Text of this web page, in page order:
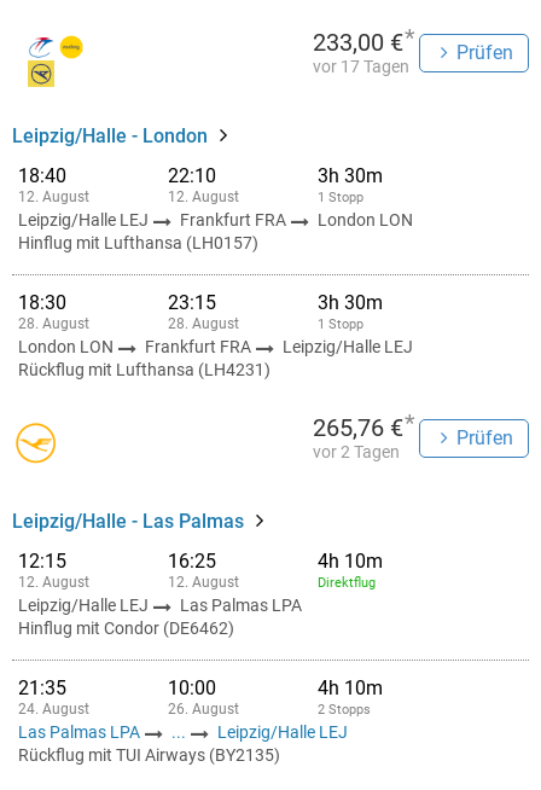
233,00 €*
vor 17 Tagen
Prüfen
Leipzig/Halle - London
18:40
12. August
22:10
12. August
3h 30m
1 Stopp
Leipzig/Halle LEJ Frankfurt FRA
London LON
Hinflug mit Lufthansa (LH0157)
18:30
28. August
23:15
28. August
3h 30m
1 Stopp
London LON Frankfurt FRA
Leipzig/Halle LEJ
Rückflug mit Lufthansa (LH4231)
265,76 €*
vor 2 Tagen
Prüfen
Leipzig/Halle - Las Palmas
12:15
12. August
16:25
12. August
4h 10m
Direktflug
Leipzig/Halle LEJ
Las Palmas LPA
Hinflug mit Condor (DE6462)
21:35
24. August
10:00
26. August
4h 10m
2 Stopps
Las Palmas LPA ...
Leipzig/Halle LEJ
Rückflug mit TUI Airways (BY2135)